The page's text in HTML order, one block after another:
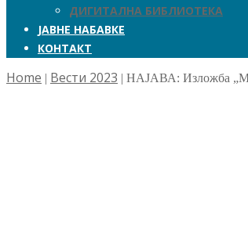
ДИГИТАЛНА БИБЛИОТЕКА
ЈАВНЕ НАБАВКЕ
КОНТАКТ
Home | Вести 2023 | НАЈАВА: Изложба